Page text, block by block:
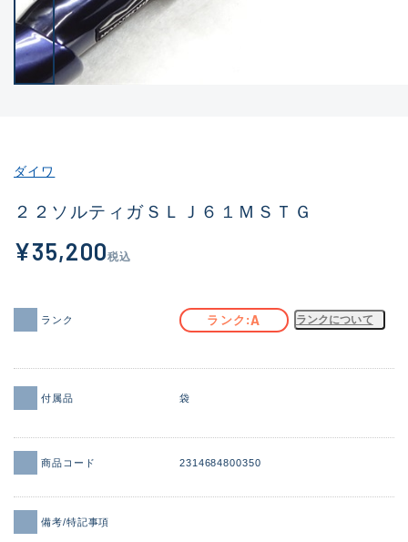
C(38834)
C-
その他
新商品 (2054)
価格
ダイワ
２２ソルティガＳＬＪ６１ＭＳＴＧ
¥35,200税込
ランク ランク A ランクについて
付属品 袋
商品コード 2314684800350
備考/特記事項